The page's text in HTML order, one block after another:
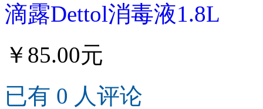
滴露Dettol消毒液1.8L
￥85.00元
已有 0 人评论